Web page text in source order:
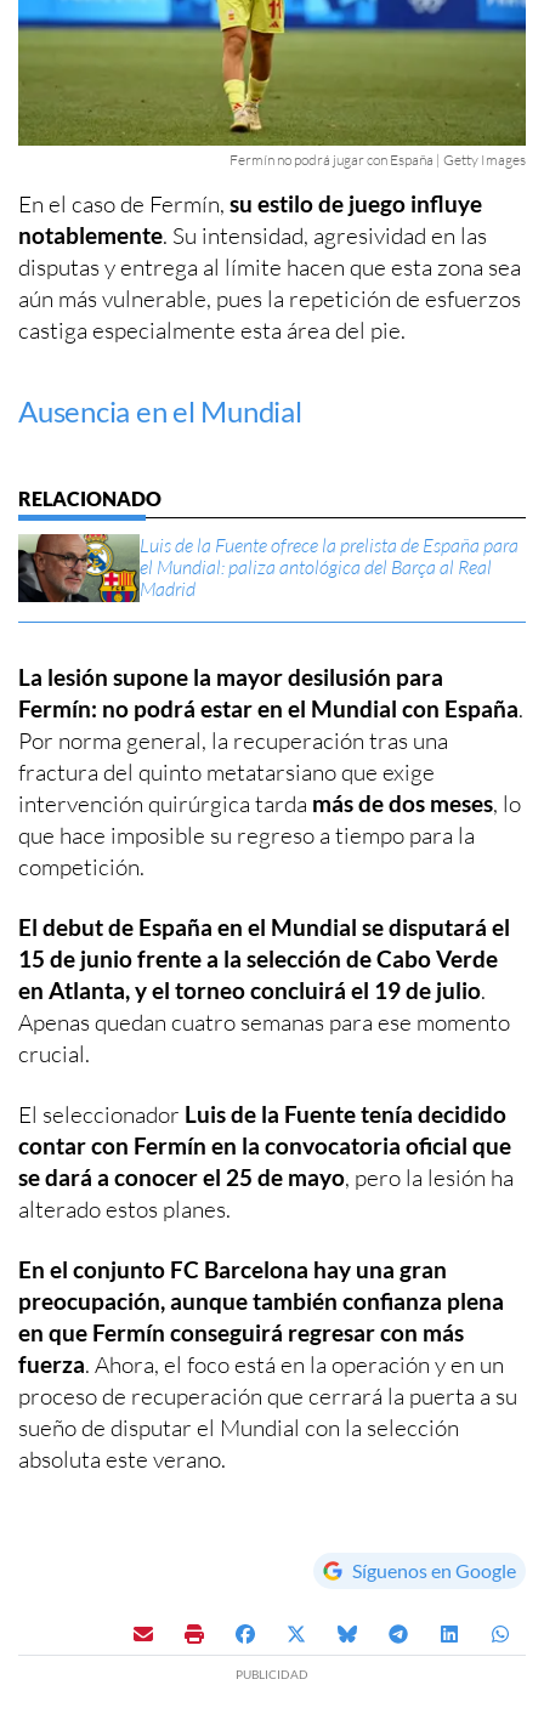
Fermín no podrá jugar con España | Getty Images
En el caso de Fermín, su estilo de juego influye
notablemente. Su intensidad, agresividad en las
disputas y entrega al límite hacen que esta zona sea
aún más vulnerable, pues la repetición de esfuerzos
castiga especialmente esta área del pie.
Ausencia en el Mundial
Luis de la Fuente ofrece la prelista de España para
el Mundial: paliza antológica del Barça al Real
Madrid
La lesión supone la mayor desilusión para
Fermín: no podrá estar en el Mundial con España.
Por norma general, la recuperación tras una
fractura del quinto metatarsiano que exige
intervención quirúrgica tarda más de dos meses, lo
que hace imposible su regreso a tiempo para la
competición.
El debut de España en el Mundial se disputará el
15 de junio frente a la selección de Cabo Verde
en Atlanta, y el torneo concluirá el 19 de julio.
Apenas quedan cuatro semanas para ese momento
crucial.
El seleccionador Luis de la Fuente tenía decidido
contar con Fermín en la convocatoria oficial que
se dará a conocer el 25 de mayo, pero la lesión ha
alterado estos planes.
En el conjunto FC Barcelona hay una gran
preocupación, aunque también confianza plena
en que Fermín conseguirá regresar con más
fuerza. Ahora, el foco está en la operación y en un
proceso de recuperación que cerrará la puerta a su
sueño de disputar el Mundial con la selección
absoluta este verano.
Síguenos en Google